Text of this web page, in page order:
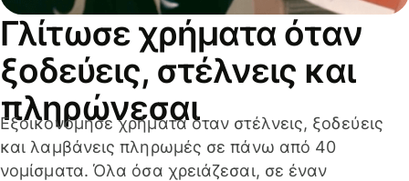
Γλίτωσε χρήματα όταν
ξοδεύεις, στέλνεις και
πληρώνεσαι
Εξοικονόμησε χρήματα όταν στέλνεις, ξοδεύεις
και λαμβάνεις πληρωμές σε πάνω από 40
νομίσματα. Όλα όσα χρειάζεσαι, σε έναν